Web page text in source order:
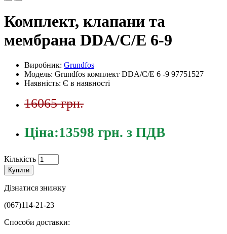
Комплект, клапани та
мембрана DDA/C/E 6-9
Виробник: Grundfos
Модель: Grundfos комплект DDA/C/E 6 -9 97751527
Наявність: Є в наявності
16065 грн.
Ціна:13598 грн. з ПДВ
Кількість
Купити
Дізнатися знижку
(067)114-21-23
Способи доставки: